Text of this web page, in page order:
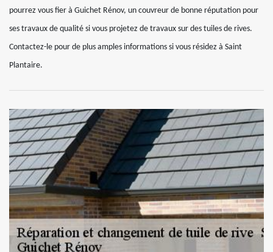
pourrez vous fier à Guichet Rénov, un couvreur de bonne réputation pour
ses travaux de qualité si vous projetez de travaux sur des tuiles de rives.
Contactez-le pour de plus amples informations si vous résidez à Saint
Plantaire.